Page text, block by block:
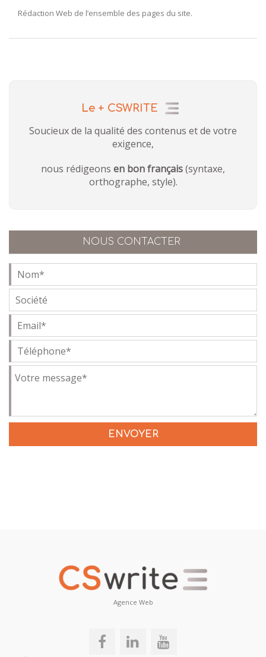
Rédaction Web de l’ensemble des pages du site.
Le + CSWRITE
Soucieux de la qualité des contenus et de votre
exigence,
nous rédigeons en bon français(syntaxe,
orthographe, style).
NOUS CONTACTER
Agence Web